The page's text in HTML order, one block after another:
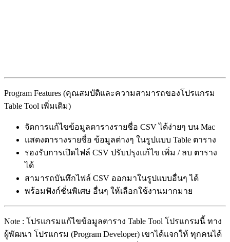
Program Features (คุณสมบัติและความสามารถของโปรแกรม
Table Tool เพิ่มเติม)
จัดการแก้ไขข้อมูลตารางรายชื่อ CSV ได้ง่ายๆ บน Mac
แสดงตารางรายชื่อ ข้อมูลต่างๆ ในรูปแบบ Table ตาราง
รองรับการเปิดไฟล์ CSV ปรับปรุงแก้ไข เพิ่ม / ลบ ตาราง
ได้
สามารถบันทึกไฟล์ CSV ออกมาในรูปแบบอื่นๆ ได้
พร้อมฟังก์ชั่นพิเศษ อื่นๆ ให้เลือกใช้งานมากมาย
Note : โปรแกรมแก้ไขข้อมูลตาราง Table Tool โปรแกรมนี้ ทาง
ผู้พัฒนา โปรแกรม (Program Developer) เขาได้แจกให้ ทุกคนได้